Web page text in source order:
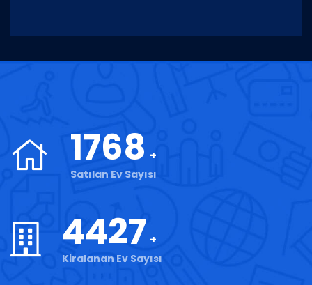
1768
Satılan Ev Sayısı
4427
Kiralanan Ev Sayısı